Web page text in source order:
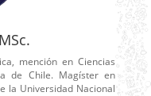
mención en Ciencias
de Chile. Magíster en
la Universidad Nacional